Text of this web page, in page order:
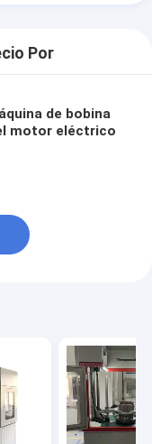
Por
de bobina
motor eléctrico